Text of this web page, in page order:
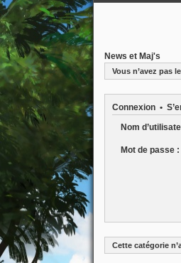
News et Maj's
Vous n’avez pas
Connexion•
Nom
Mot de passe :
Cette catégorie